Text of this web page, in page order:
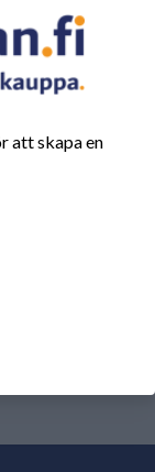
att skapa en